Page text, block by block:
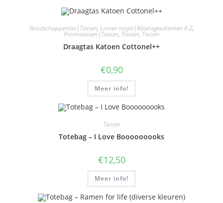
Boodschappentas|Tassen, Linnen tasjes|Relatiegeschenken A-Z,
Promotassen|Tassen, Tassen, Tassen
Draagtas Katoen Cottonel++
€0,90
Meer info!
Tassen
Totebag – I Love Booooooooks
€12,50
Meer info!